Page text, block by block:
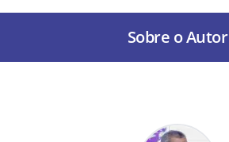
Sobre o Autor